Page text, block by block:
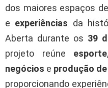
dos maiores espaços de
e experiências da
Aberta durante os 39
projeto reúne esporte
negócios e produção
proporcionando